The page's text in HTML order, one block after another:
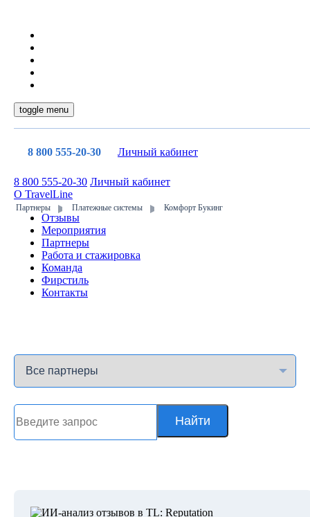
toggle menu
8 800 555-20-30 Личный кабинет
8 800 555-20-30 Личный кабинет
О TravelLine
Отзывы
Мероприятия
Партнеры
Работа и стажировка
Команда
Фирстиль
Контакты
Партнеры Платежные системы Комфорт Букинг
Найти